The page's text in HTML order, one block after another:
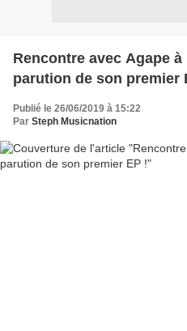
Rencontre avec Agape à
parution de son premier
Publié le 26/06/2019 à 15:22
Par Steph Musicnation